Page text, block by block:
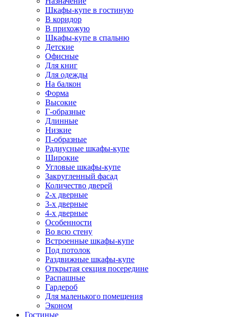
Шкафы-купе в гостиную
В коридор
В прихожую
Шкафы-купе в спальню
Детские
Офисные
Для книг
Для одежды
На балкон
Форма
Высокие
Г-образные
Длинные
Низкие
П-образные
Радиусные шкафы-купе
Широкие
Угловые шкафы-купе
Закругленный фасад
Количество дверей
2-х дверные
3-х дверные
4-х дверные
Особенности
Во всю стену
Встроенные шкафы-купе
Под потолок
Раздвижные шкафы-купе
Открытая секция посередине
Распашные
Гардероб
Для маленького помещения
Эконом
Гостиные